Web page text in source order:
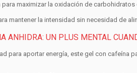
paramaximizar la oxidación de carbohidratos
mantener la intensidad sin necesidad de
ANHIDRA: UN PLUS MENTAL
para aportar energía, este gel con cafeína